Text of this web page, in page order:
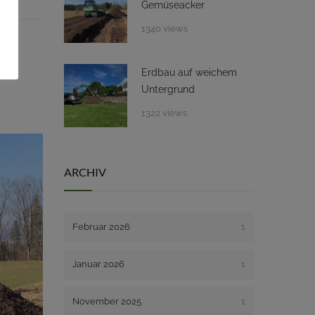
Gemüseacker
1340 views
Erdbau auf weichem
Untergrund
1322 views
ARCHIV
Februar 2026 1
Januar 2026 1
November 2025 1